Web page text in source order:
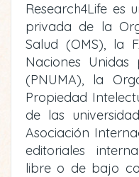
Research4Life es
privada de la
Salud (OMS), la
Naciones
(PNUMA), la
Propiedad
de las
Asociación
editoriales
libre o de bajo